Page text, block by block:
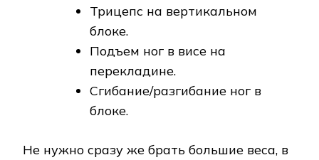
Трицепс на вертикальном
блоке.
Подъем ног в висе на
перекладине.
Сгибание/разгибание ног в
блоке.
Не нужно сразу же брать большие веса, в